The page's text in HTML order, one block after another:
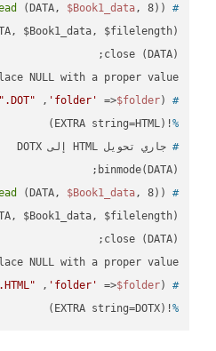
#
(DATA, $Book1_data, 8)) {};
NULL with a proper value
#
".DOT" , 'folder' =>$folder) ;
%
!(EXTRA string=HTML)
# جاري تحويل HTML إلى DOTX
binmode(DATA);
#
(DATA, $Book1_data, 8)) {};
NULL with a proper value
#
, 'folder' =>$folder) ;
%
!(EXTRA string=DOTX)